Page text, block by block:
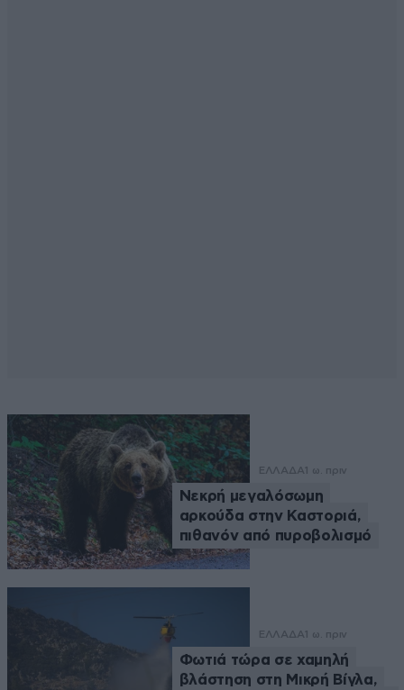
ΕΛΛΑΔΑ 1 ω. πριν
Νεκρή μεγαλόσωμη
αρκούδα στην Καστοριά,
πιθανόν από πυροβολισμό
ΕΛΛΑΔΑ 1 ω. πριν
Φωτιά τώρα σε χαμηλή
βλάστηση στη Μικρή Βίγλα,